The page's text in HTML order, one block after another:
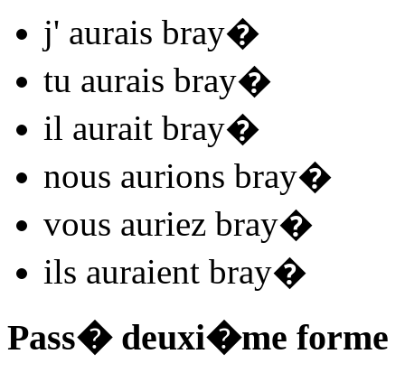
j' aurais bray�
tu aurais bray�
il aurait bray�
nous aurions bray�
vous auriez bray�
ils auraient bray�
Pass� deuxi�me forme